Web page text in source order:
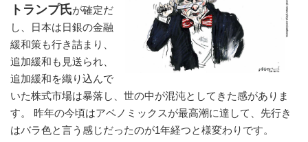
トランプ氏が確定だ
し、日本は日銀の金融
緩和策も行き詰まり、
追加緩和も見送られ、
追加緩和を織り込んで
いた株式市場は暴落し、世の中が混沌としてきた感がありま
す。 昨年の今頃はアベノミックスが最高潮に達して、先行き
はバラ色と言う感じだったのが1年経つと様変わりです。